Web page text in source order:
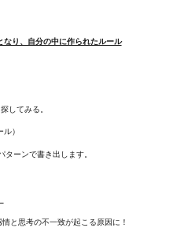
り、自分の中に作られたルール
してみる。
）
ターンで書き出します。
と思考の不一致が起こる原因に！